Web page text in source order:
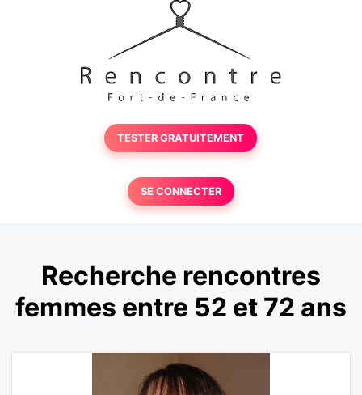
TESTER GRATUITEMENT
SE CONNECTER
Recherche rencontres
femmes entre 52 et 72 ans